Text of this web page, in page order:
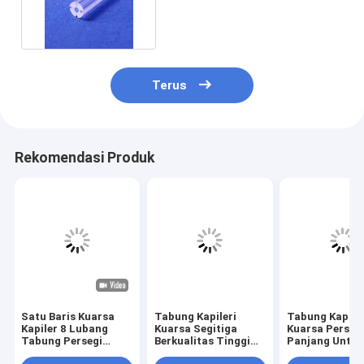
Terus
Rekomendasi Produk
Satu Baris Kuarsa
Kapiler 8 Lubang
Tabung Persegi
Tabung Kapileri
Kuarsa Segitiga
Berkualitas Tinggi
Tabung
Kuarsa
Panjang Untuk